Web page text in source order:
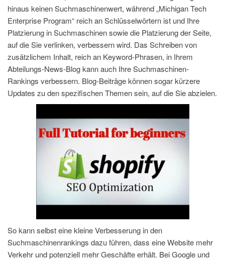
hinaus keinen Suchmaschinenwert, während „Michigan Tech
Enterprise Program“ reich an Schlüsselwörtern ist und Ihre
Platzierung in Suchmaschinen sowie die Platzierung der Seite,
auf die Sie verlinken, verbessern wird. Das Schreiben von
zusätzlichem Inhalt, reich an Keyword-Phrasen, in Ihrem
Abteilungs-News-Blog kann auch Ihre Suchmaschinen-
Rankings verbessern. Blog-Beiträge können sogar kürzere
Updates zu den spezifischen Themen sein, auf die Sie abzielen.
So kann selbst eine kleine Verbesserung in den
Suchmaschinenrankings dazu führen, dass eine Website mehr
Verkehr und potenziell mehr Geschäfte erhält. Bei Google und